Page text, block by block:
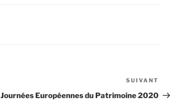
suivant
SUIVANT
Journées Européennes du Patrimoine 2020